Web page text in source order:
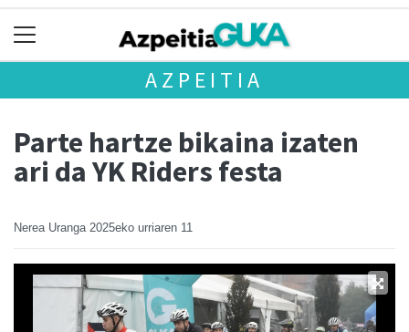
AZPEITIA
Parte hartze bikaina izaten
ari da YK Riders festa
Nerea Uranga 2025eko urriaren 11